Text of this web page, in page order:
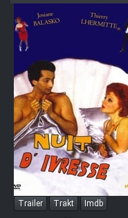
Trailer Trakt Imdb